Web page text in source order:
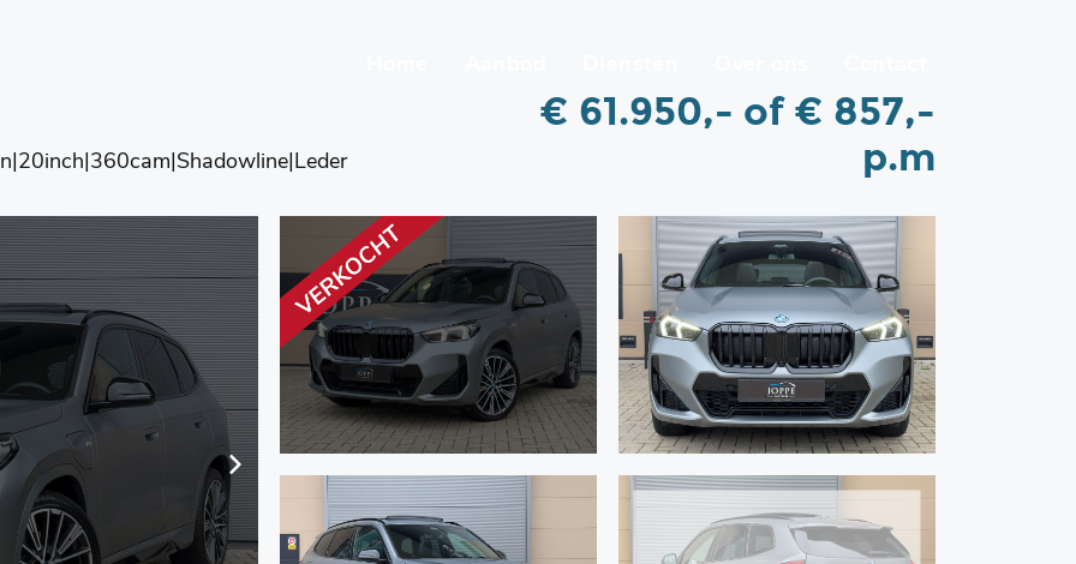
€ 61.950,- of € 857,-
p.m